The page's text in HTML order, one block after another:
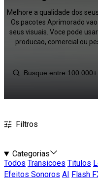
Melhore a qualidade dos
Os pacotes Aprimorado
seus visuais. Voce pode
producao, comercial ou
Filtros
Categorias
Todos Transicoes Titulos
Efeitos Sonoros AI Flash